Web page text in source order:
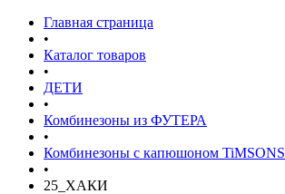
Главная страница
•
Каталог товаров
•
ДЕТИ
•
Комбинезоны из ФУТЕРА
•
Комбинезоны с капюшоном TiMSONS
•
25_ХАКИ